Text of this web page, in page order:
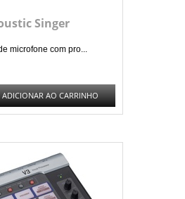
Singer
microfone com pro...
ADICIONAR AO CARRINHO